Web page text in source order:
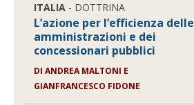
ITALIA - DOTTRINA
L’azione per l’efficienza delle
amministrazioni e dei
concessionari pubblici
DIANDREA MALTONI E
GIANFRANCESCO FIDONE